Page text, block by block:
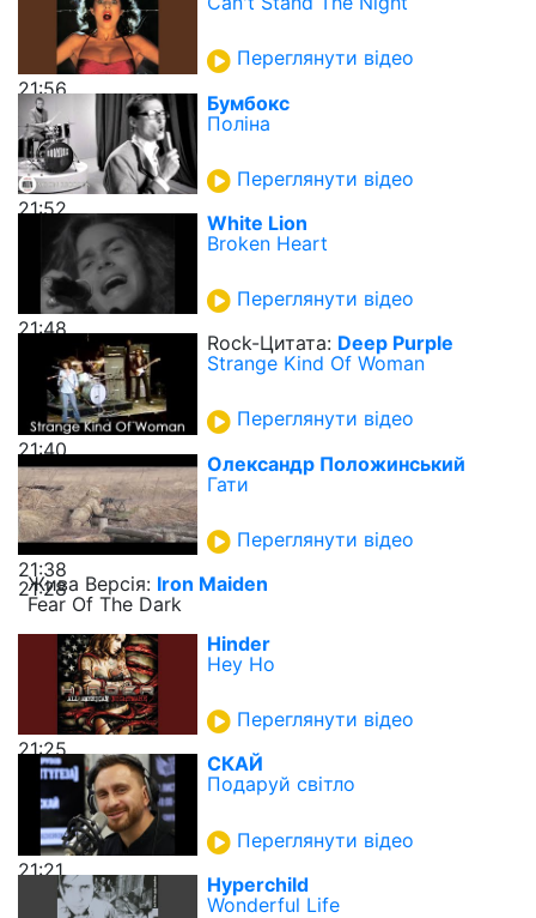
21:56
Переглянути відео
21:52
Бумбокс
Поліна
Переглянути відео
21:48
White Lion
Broken Heart
Переглянути відео
21:40
Rock-Цитата: Deep Purple
Strange Kind Of Woman
Переглянути відео
21:38
Олександр Положинський
Гати
Переглянути відео
21:28
Жива Версія: Iron Maiden
Fear Of The Dark
21:25
Hinder
Hey Ho
Переглянути відео
21:21
СКАЙ
Подаруй світло
Переглянути відео
Hyperchild
Wonderful Life